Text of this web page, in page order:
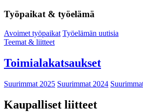
Työpaikat & työelämä
Avoimet työpaikat Työelämän uutisia
Teemat & liitteet
Toimialakatsaukset
Suurimmat 2025 Suurimmat 2024
Kaupalliset liitteet